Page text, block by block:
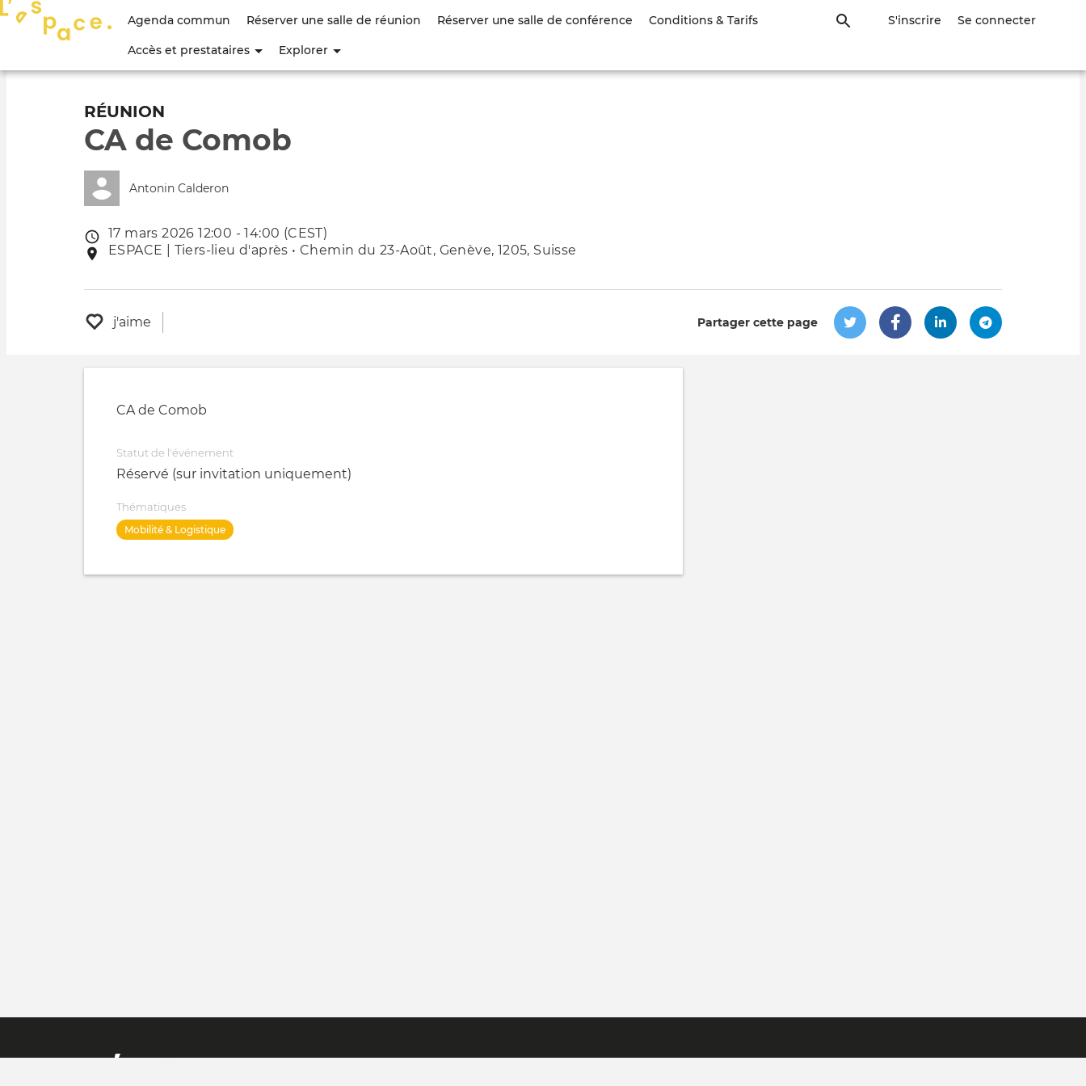
principal
Menu
compte
l'utilisateur
S'inscrire Se connecter
Agenda commun Réserver une salle de réunion Réserver une salle de conférence Conditions & Tarifs
Accès et prestataires Explorer
RÉUNION
CA de Comob
Antonin Calderon
Date
de
17 mars 2026 12:00 - 14:00 (CEST)
Lieu
l'événement
ESPACE | Tiers-lieu d'après • Chemin du 23-Août, Genève, 1205, Suisse
j'aime Partager cette page
CA de Comob
Statut de l'événement
Réservé (sur invitation uniquement)
Thématiques
Mobilité & Logistique